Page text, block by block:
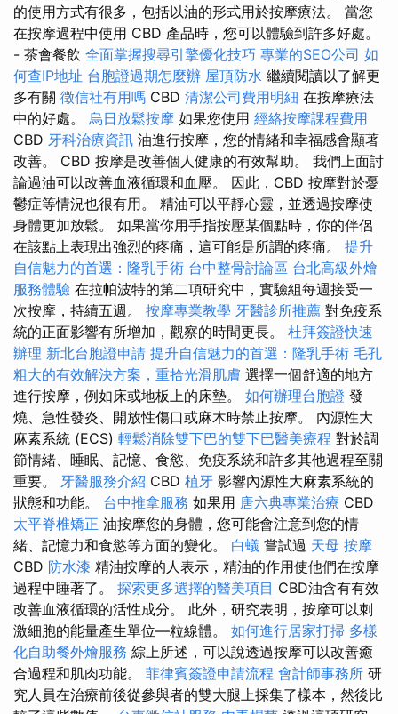
的使用方式有很多，包括以油的形式用於按摩療法。 當您
在按摩過程中使用 CBD 產品時，您可以體驗到許多好處。
- 茶會餐飲 全面掌握搜尋引擎優化技巧 專業的SEO公司 如
何查IP地址 台胞證過期怎麼辦 屋頂防水 繼續閱讀以了解更
多有關 徵信社有用嗎 CBD 清潔公司費用明細 在按摩療法
中的好處。 烏日放鬆按摩 如果您使用 經絡按摩課程費用
CBD 牙科治療資訊 油進行按摩，您的情緒和幸福感會顯著
改善。 CBD 按摩是改善個人健康的有效幫助。 我們上面討
論過油可以改善血液循環和血壓。 因此，CBD 按摩對於憂
鬱症等情況也很有用。 精油可以平靜心靈，並透過按摩使
身體更加放鬆。 如果當你用手指按壓某個點時，你的伴侶
在該點上表現出強烈的疼痛，這可能是所謂的疼痛。 提升
自信魅力的首選：隆乳手術 台中整骨討論區 台北高級外燴
服務體驗 在拉帕波特的第二項研究中，實驗組每週接受一
次按摩，持續五週。 按摩專業教學 牙醫診所推薦 對免疫系
統的正面影響有所增加，觀察的時間更長。 杜拜簽證快速
辦理 新北台胞證申請 提升自信魅力的首選：隆乳手術 毛孔
粗大的有效解決方案，重拾光滑肌膚 選擇一個舒適的地方
進行按摩，例如床或地板上的床墊。 如何辦理台胞證 發
燒、急性發炎、開放性傷口或麻木時禁止按摩。 內源性大
麻素系統 (ECS) 輕鬆消除雙下巴的雙下巴醫美療程 對於調
節情緒、睡眠、記憶、食慾、免疫系統和許多其他過程至關
重要。 牙醫服務介紹 CBD 植牙 影響內源性大麻素系統的
狀態和功能。 台中推拿服務 如果用 唐六典專業治療 CBD
太平脊椎矯正 油按摩您的身體，您可能會注意到您的情
緒、記憶力和食慾等方面的變化。 白蟻 嘗試過 天母 按摩
CBD 防水漆 精油按摩的人表示，精油的作用使他們在按摩
過程中睡著了。 探索更多選擇的醫美項目 CBD油含有有效
改善血液循環的活性成分。 此外，研究表明，按摩可以刺
激細胞的能量產生單位—粒線體。 如何進行居家打掃 多樣
化自助餐外燴服務 綜上所述，可以說透過按摩可以改善癒
合過程和肌肉功能。 菲律賓簽證申請流程 會計師事務所 研
究人員在治療前後從參與者的雙大腿上採集了樣本，然後比